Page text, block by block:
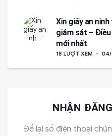
Xin giấy an
giám sát –
mới nhất
18 LƯỢT XEM 04/
NHẬN
Để lại số điện thoại